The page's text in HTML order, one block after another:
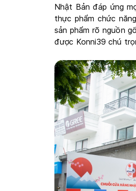
Nhật Bản đáp ứng
thực phẩm chức
sản phẩm rõ nguồn
được Konni39 chú